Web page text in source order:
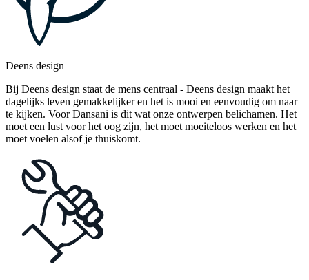
Deens design
Bij Deens design staat de mens centraal - Deens design maakt het
dagelijks leven gemakkelijker en het is mooi en eenvoudig om naar
te kijken. Voor Dansani is dit wat onze ontwerpen belichamen. Het
moet een lust voor het oog zijn, het moet moeiteloos werken en het
moet voelen alsof je thuiskomt.